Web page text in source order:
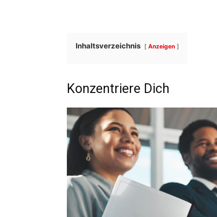
Inhaltsverzeichnis Anzeigen
Konzentriere Dich